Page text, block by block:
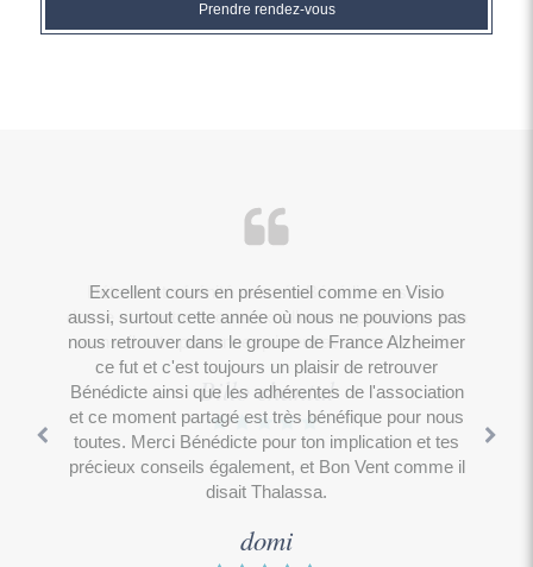
Prendre rendez-vous
Sophrologue tout en douceur et bienveillance. Dans
l'écoute et à la recherche des meilleures solutions
pour aider au quotidien. Femme extraordinaire dans
sa douceur et son professionnalisme.
Sandrine B
Détente et sérénité assurée Bénédicte est très
douce et a notre écoute excellente sophrologue je la
conseil a tte personne qui veut avancer ds la vie
Billo chantal
Excellent cours en présentiel comme en Visio
aussi, surtout cette année où nous ne pouvions pas
nous retrouver dans le groupe de France Alzheimer
ce fut et c'est toujours un plaisir de retrouver
Bénédicte ainsi que les adhérentes de l'association
et ce moment partagé est très bénéfique pour nous
toutes. Merci Bénédicte pour ton implication et tes
précieux conseils également, et Bon Vent comme il
disait Thalassa.
domi